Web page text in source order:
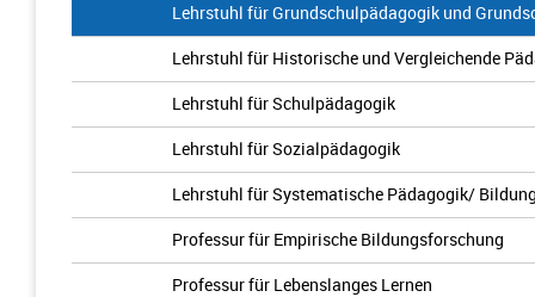
Lehrstuhl für Grundschulpädagogik und
Lehrstuhl für Historische und Vergleichende
Lehrstuhl für Schulpädagogik
Lehrstuhl für Sozialpädagogik
Lehrstuhl für Systematische Pädagogik/
Professur für Empirische Bildungsforschung
Professur für Lebenslanges Lernen